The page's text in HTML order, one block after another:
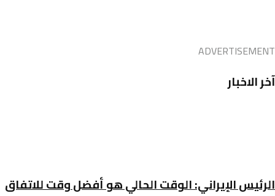
ADVERTISEMENT
آخر الاخبار
الرئيس الإيراني: الوقت الحالي هو أفضل وقت للاتفاق